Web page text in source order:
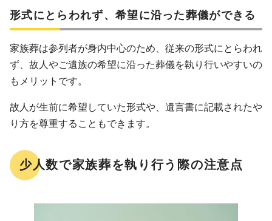
形式にとらわれず、希望に沿った葬儀ができる
家族葬は参列者が身内中心のため、従来の形式にとらわれ
ず、故人やご遺族の希望に沿った葬儀を執り行いやすいの
もメリットです。
故人が生前に希望していた形式や、遺言書に記載されたや
り方を尊重することもできます。
少人数で家族葬を執り行う際の注意点